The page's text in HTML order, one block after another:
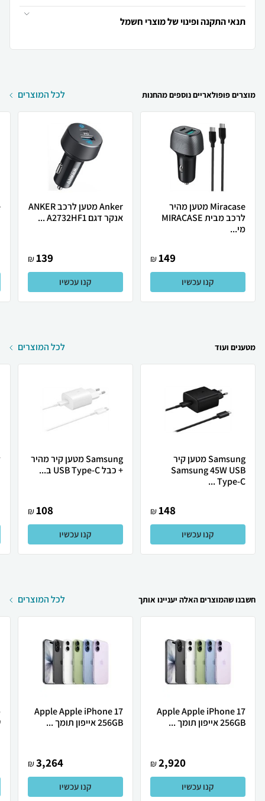
תנאי התקנה ופינוי של מוצרי חשמל
מוצרים פופולאריים נוספים מהחנות לכל המוצרים
Miracase מטען מהיר
לרכב מבית MIRACASE
מי...
149
₪
קנו עכשיו
Anker מטען לרכב ANKER
אנקר דגם A2732HF1 ...
139
₪
קנו עכשיו
מטענים ועוד לכל המוצרים
Samsung מטען קיר
Samsung 45W USB
Type-C ...
148
₪
קנו עכשיו
Samsung מטען קיר מהיר
+ כבל USB Type-C ב...
108
₪
קנו עכשיו
חשבנו שהמוצרים האלה יעניינו אותך לכל המוצרים
Apple Apple iPhone 17
256GB אייפון תומך ...
2,920
₪
קנו עכשיו
Apple Apple iPhone 17
256GB אייפון תומך ...
3,264
₪
קנו עכשיו